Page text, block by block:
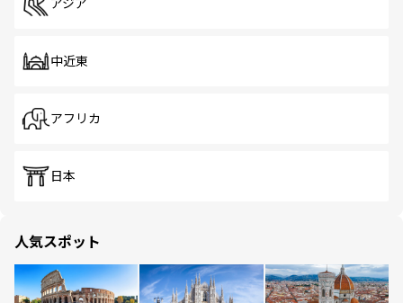
アジア
中近東
アフリカ
日本
人気スポット